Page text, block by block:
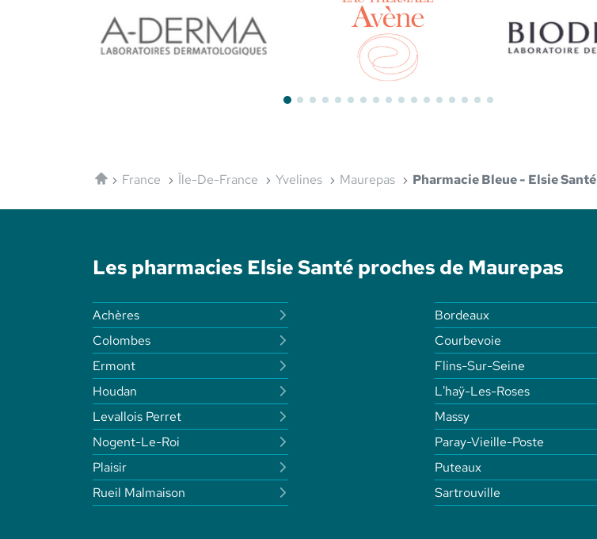
AccueilFrance Île-De-France Yvelines Maurepas Pharmacie Bleue - Elsie Santé
Les pharmacies Elsie Santé proches de Maurepas
Achères Bordeaux
Colombes
Courbevoie
Ermont
Flins-Sur-Seine
Houdan
L'haÿ-Les-Roses
Levallois Perret
Massy
Nogent-Le-Roi
Paray-Vieille-Poste
Plaisir
Puteaux
Rueil Malmaison
Sartrouville